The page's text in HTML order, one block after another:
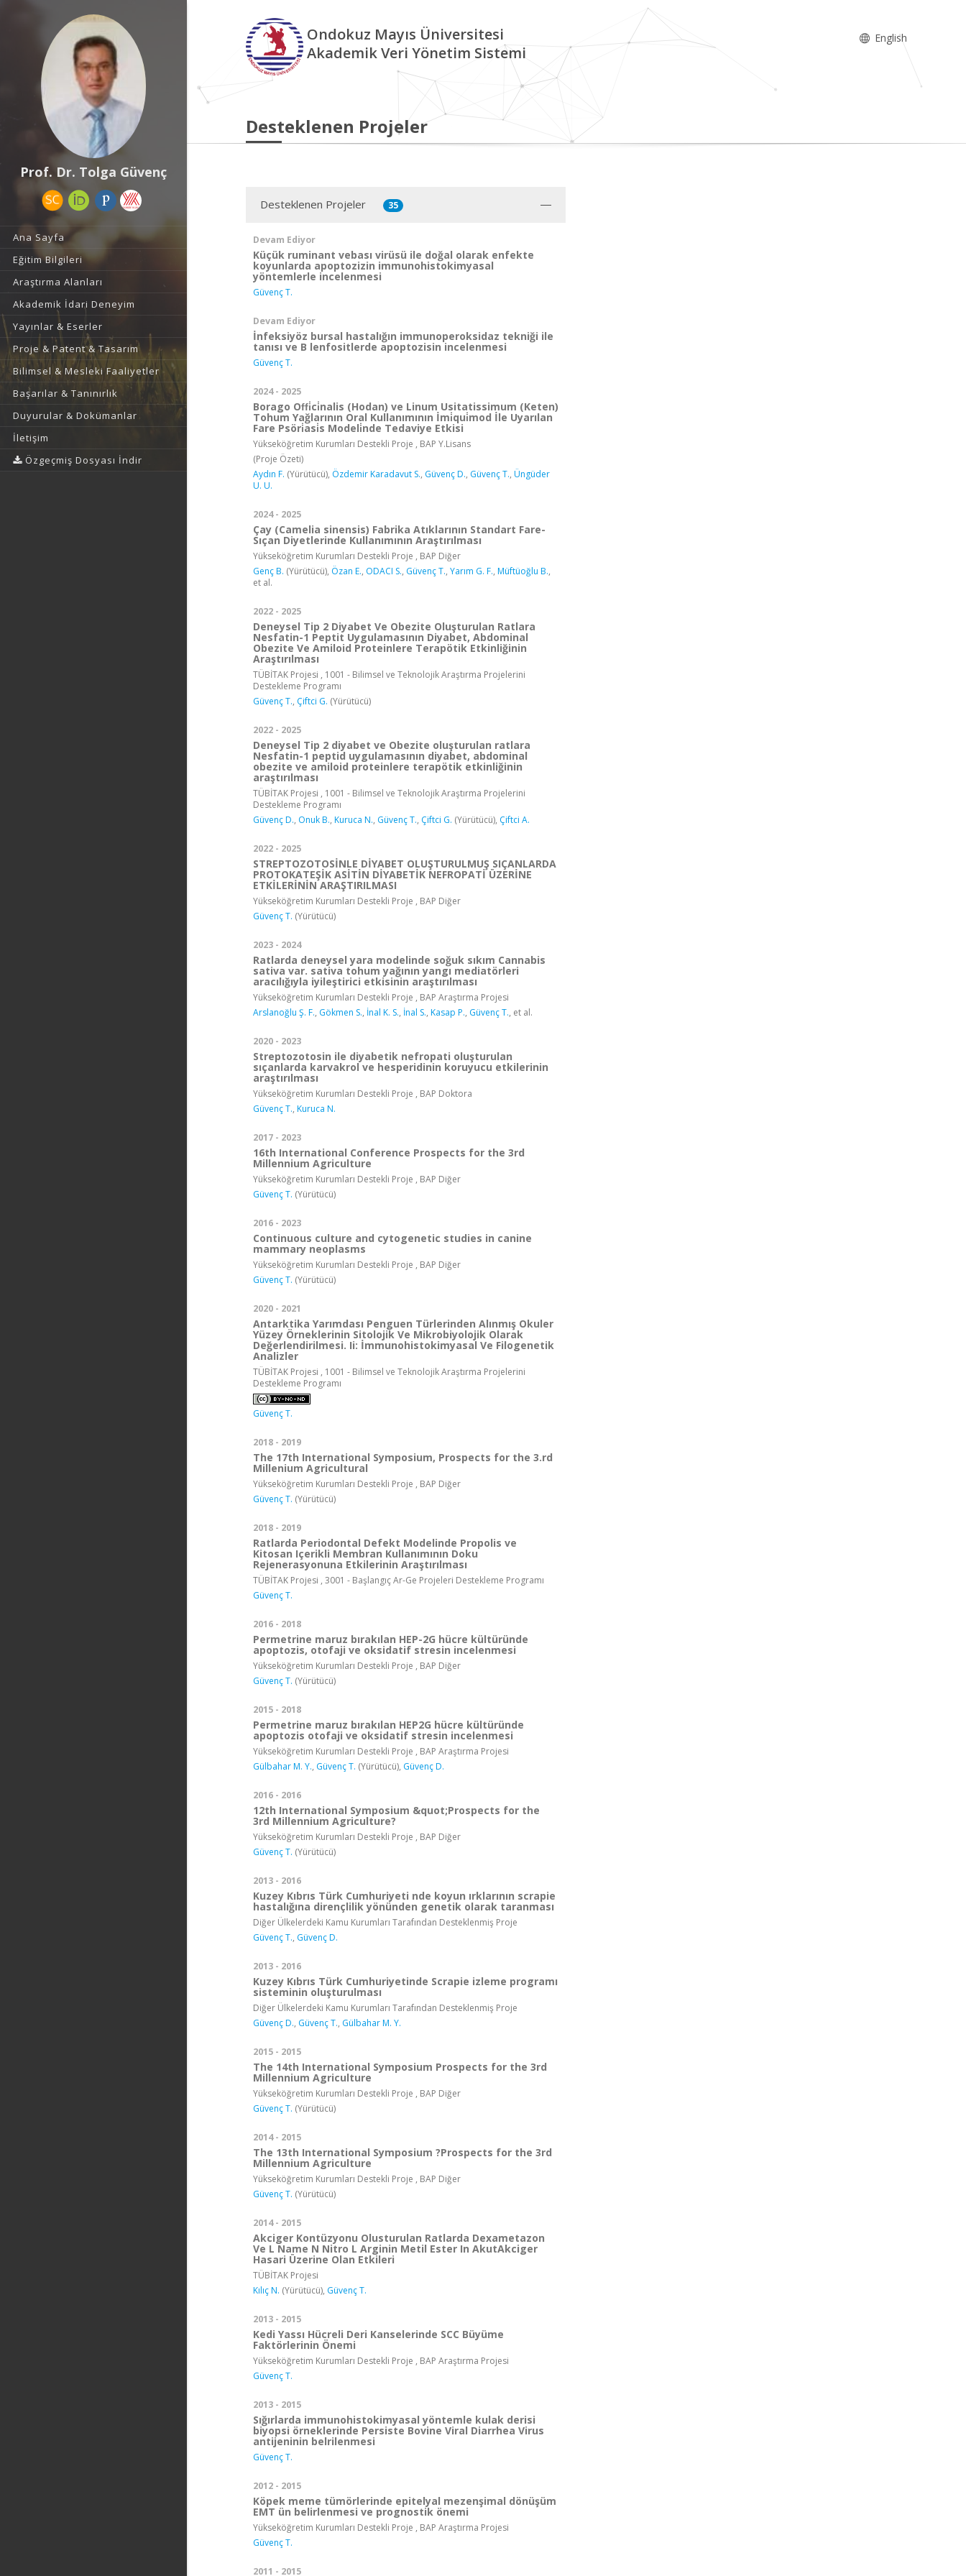
Prof. Dr. Tolga Güvenç
Ana Sayfa
Eğitim Bilgileri
Araştırma Alanları
Akademik İdari Deneyim
Yayınlar & Eserler
Proje & Patent & Tasarım
Bilimsel & Mesleki Faaliyetler
Başarılar & Tanınırlık
Duyurular & Dokümanlar
İletişim
Özgeçmiş Dosyası İndir
Ondokuz Mayıs Üniversitesi
Akademik Veri Yönetim Sistemi
English
Desteklenen Projeler
Desteklenen Projeler 35
Devam Ediyor
Küçük ruminant vebası virüsü ile doğal olarak enfekte
koyunlarda apoptozizin immunohistokimyasal
yöntemlerle incelenmesi
Güvenç T.
Devam Ediyor
İnfeksiyöz bursal hastalığın immunoperoksidaz tekniği ile
tanısı ve B lenfositlerde apoptozisin incelenmesi
Güvenç T.
2024 - 2025
Borago Offi̇ci̇nalis (Hodan) ve Linum Usitatissimum (Keten)
Tohum Yağlarının Oral Kullanımının İmi̇qui̇mod İle Uyarılan
Fare Psöri̇asi̇s Modeli̇nde Tedaviye Etkisi
Yükseköğretim Kurumları Destekli Proje , BAP Y.Lisans
(Proje Özeti)
Aydın F. (Yürütücü), Özdemir Karadavut S., Güvenç D., Güvenç T., Üngüder
U. U.
2024 - 2025
Çay (Camelia sinensis) Fabrika Atıklarının Standart Fare-
Sıçan Diyetlerinde Kullanımının Araştırılması
Yükseköğretim Kurumları Destekli Proje , BAP Diğer
Genç B. (Yürütücü), Özan E., ODACI S., Güvenç T., Yarım G. F., Müftüoğlu B.,
et al.
2022 - 2025
Deneysel Tip 2 Diyabet Ve Obezite Oluşturulan Ratlara
Nesfatin-1 Peptit Uygulamasının Diyabet, Abdominal
Obezite Ve Amiloid Proteinlere Terapötik Etkinliğinin
Araştırılması
TÜBİTAK Projesi , 1001 - Bilimsel ve Teknolojik Araştırma Projelerini
Destekleme Programı
Güvenç T., Çiftci G. (Yürütücü)
2022 - 2025
Deneysel Tip 2 diyabet ve Obezite oluşturulan ratlara
Nesfatin-1 peptid uygulamasının diyabet, abdominal
obezite ve amiloid proteinlere terapötik etkinliğinin
araştırılması
TÜBİTAK Projesi , 1001 - Bilimsel ve Teknolojik Araştırma Projelerini
Destekleme Programı
Güvenç D., Onuk B., Kuruca N., Güvenç T., Çiftci G. (Yürütücü), Çiftci A.
2022 - 2025
STREPTOZOTOSİNLE DİYABET OLUŞTURULMUŞ SIÇANLARDA
PROTOKATEŞİK ASİTİN DİYABETİK NEFROPATİ ÜZERİNE
ETKİLERİNİN ARAŞTIRILMASI
Yükseköğretim Kurumları Destekli Proje , BAP Diğer
Güvenç T. (Yürütücü)
2023 - 2024
Ratlarda deneysel yara modelinde soğuk sıkım Cannabis
sativa var. sativa tohum yağının yangı mediatörleri
aracılığıyla iyileştirici etkisinin araştırılması
Yükseköğretim Kurumları Destekli Proje , BAP Araştırma Projesi
Arslanoğlu Ş. F., Gökmen S., İnal K. S., İnal S., Kasap P., Güvenç T., et al.
2020 - 2023
Streptozotosin ile diyabetik nefropati oluşturulan
sıçanlarda karvakrol ve hesperidinin koruyucu etkilerinin
araştırılması
Yükseköğretim Kurumları Destekli Proje , BAP Doktora
Güvenç T., Kuruca N.
2017 - 2023
16th International Conference Prospects for the 3rd
Millennium Agriculture
Yükseköğretim Kurumları Destekli Proje , BAP Diğer
Güvenç T. (Yürütücü)
2016 - 2023
Continuous culture and cytogenetic studies in canine
mammary neoplasms
Yükseköğretim Kurumları Destekli Proje , BAP Diğer
Güvenç T. (Yürütücü)
2020 - 2021
Antarktika Yarımdası Penguen Türlerinden Alınmış Okuler
Yüzey Örneklerinin Sitolojik Ve Mikrobiyolojik Olarak
Değerlendirilmesi. Ii: İmmunohistokimyasal Ve Filogenetik
Analizler
TÜBİTAK Projesi , 1001 - Bilimsel ve Teknolojik Araştırma Projelerini
Destekleme Programı
Güvenç T.
2018 - 2019
The 17th International Symposium, Prospects for the 3.rd
Millenium Agricultural
Yükseköğretim Kurumları Destekli Proje , BAP Diğer
Güvenç T. (Yürütücü)
2018 - 2019
Ratlarda Periodontal Defekt Modelinde Propolis ve
Kitosan Içerikli Membran Kullanımının Doku
Rejenerasyonuna Etkilerinin Araştırılması
TÜBİTAK Projesi , 3001 - Başlangıç Ar-Ge Projeleri Destekleme Programı
Güvenç T.
2016 - 2018
Permetrine maruz bırakılan HEP-2G hücre kültüründe
apoptozis, otofaji ve oksidatif stresin incelenmesi
Yükseköğretim Kurumları Destekli Proje , BAP Diğer
Güvenç T. (Yürütücü)
2015 - 2018
Permetrine maruz bırakılan HEP2G hücre kültüründe
apoptozis otofaji ve oksidatif stresin incelenmesi
Yükseköğretim Kurumları Destekli Proje , BAP Araştırma Projesi
Gülbahar M. Y., Güvenç T. (Yürütücü), Güvenç D.
2016 - 2016
12th International Symposium &quot;Prospects for the
3rd Millennium Agriculture?
Yükseköğretim Kurumları Destekli Proje , BAP Diğer
Güvenç T. (Yürütücü)
2013 - 2016
Kuzey Kıbrıs Türk Cumhuriyeti nde koyun ırklarının scrapie
hastalığına dirençlilik yönünden genetik olarak taranması
Diğer Ülkelerdeki Kamu Kurumları Tarafından Desteklenmiş Proje
Güvenç T., Güvenç D.
2013 - 2016
Kuzey Kıbrıs Türk Cumhuriyetinde Scrapie izleme programı
sisteminin oluşturulması
Diğer Ülkelerdeki Kamu Kurumları Tarafından Desteklenmiş Proje
Güvenç D., Güvenç T., Gülbahar M. Y.
2015 - 2015
The 14th International Symposium Prospects for the 3rd
Millennium Agriculture
Yükseköğretim Kurumları Destekli Proje , BAP Diğer
Güvenç T. (Yürütücü)
2014 - 2015
The 13th International Symposium ?Prospects for the 3rd
Millennium Agriculture
Yükseköğretim Kurumları Destekli Proje , BAP Diğer
Güvenç T. (Yürütücü)
2014 - 2015
Akciger Kontüzyonu Olusturulan Ratlarda Dexametazon
Ve L Name N Nitro L Arginin Metil Ester In AkutAkciger
Hasari Üzerine Olan Etkileri
TÜBİTAK Projesi
Kılıç N. (Yürütücü), Güvenç T.
2013 - 2015
Kedi Yassı Hücreli Deri Kanselerinde SCC Büyüme
Faktörlerinin Önemi
Yükseköğretim Kurumları Destekli Proje , BAP Araştırma Projesi
Güvenç T.
2013 - 2015
Sığırlarda immunohistokimyasal yöntemle kulak derisi
biyopsi örneklerinde Persiste Bovine Viral Diarrhea Virus
antijeninin belrilenmesi
Güvenç T.
2012 - 2015
Köpek meme tümörlerinde epitelyal mezenşimal dönüşüm
EMT ün belirlenmesi ve prognostik önemi
Yükseköğretim Kurumları Destekli Proje , BAP Araştırma Projesi
Güvenç T.
2011 - 2015